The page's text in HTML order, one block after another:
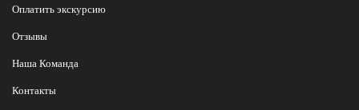
Оплатить экскурсию
Отзывы
Наша Команда
Контакты